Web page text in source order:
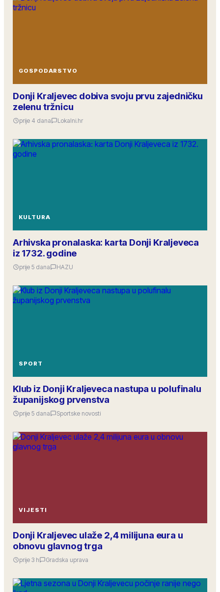
GOSPODARSTVO
Donji Kraljevec dobiva svoju prvu zajedničku
zelenu tržnicu
prije 4 dana Lokalni.hr
KULTURA
Arhivska pronalaska: karta Donji Kraljeveca
iz 1732. godine
prije 5 dana HAZU
SPORT
Klub iz Donji Kraljeveca nastupa u polufinalu
županijskog prvenstva
prije 5 dana Sportske novosti
VIJESTI
Donji Kraljevec ulaže 2,4 milijuna eura u
obnovu glavnog trga
prije 3 h Gradska uprava